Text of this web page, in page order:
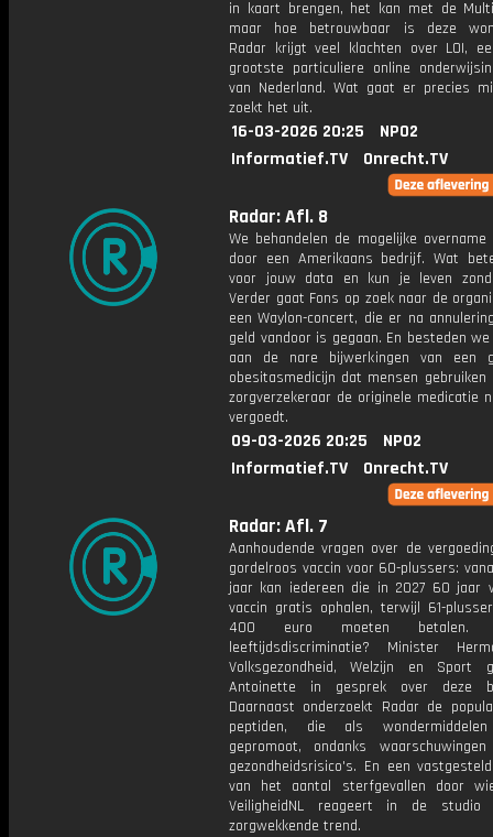
in kaart brengen, het kan met de
maar hoe betrouwbaar is deze
Radar krijgt veel klachten over LOI,
grootste particuliere online
van Nederland. Wat gaat er precies
zoekt het uit.
16-03-2026 20:25
NPO2
Informatief.TV
Onrecht.TV
Radar: Afl. 8
We behandelen de mogelijke overname
door een Amerikaans bedrijf. Wat
voor jouw data en kun je leven
Verder gaat Fons op zoek naar de
een Waylon-concert, die er na
geld vandoor is gegaan. En besteden
aan de nare bijwerkingen van een
obesitasmedicijn dat mensen gebruiken
zorgverzekeraar de originele medicatie
vergoedt.
09-03-2026 20:25
NPO2
Informatief.TV
Onrecht.TV
Radar: Afl. 7
Aanhoudende vragen over de
gordelroos vaccin voor 60-plussers:
jaar kan iedereen die in 2027 60 jaar
vaccin gratis ophalen, terwijl 61-
400 euro moeten
leeftijdsdiscriminatie? Minister
Volksgezondheid, Welzijn en Sport
Antoinette in gesprek over deze
Daarnaast onderzoekt Radar de
peptiden, die als
gepromoot, ondanks
gezondheidsrisico's. En een
van het aantal sterfgevallen door
VeiligheidNL reageert in de studio
zorgwekkende trend.